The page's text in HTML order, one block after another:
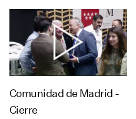
Comunidad de Madrid -
Cierre